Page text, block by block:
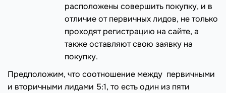
расположены совершить покупку, и в
отличие от первичных лидов, не только
проходят регистрацию на сайте, а
также оставляют свою заявку на
покупку.
Предположим, что соотношение между первичными
и вторичными лидами 5:1, то есть один из пяти